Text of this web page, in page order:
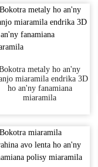
metaly ho an'ny
miaramila endrika 3D
ho an'ny fanamiana
miaramila